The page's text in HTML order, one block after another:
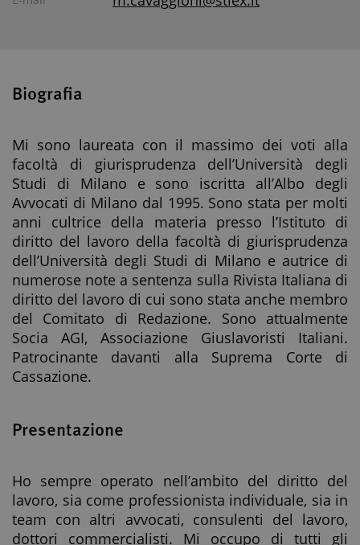
Biografia
Mi sono laureata con il massimo dei voti alla
facoltà di giurisprudenza dell’Università degli
Studi di Milano e sono iscritta all’Albo degli
Avvocati di Milano dal 1995. Sono stata per molti
anni cultrice della materia presso l’Istituto di
diritto del lavoro della facoltà di giurisprudenza
dell’Università degli Studi di Milano e autrice di
numerose note a sentenza sulla Rivista Italiana di
diritto del lavoro di cui sono stata anche membro
del Comitato di Redazione. Sono attualmente
Socia AGI, Associazione Giuslavoristi Italiani.
Patrocinante davanti alla Suprema Corte di
Cassazione.
Presentazione
Ho sempre operato nell’ambito del diritto del
lavoro, sia come professionista individuale, sia in
team con altri avvocati, consulenti del lavoro,
dottori commercialisti. Mi occupo di tutti gli